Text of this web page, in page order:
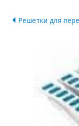
Решетки для